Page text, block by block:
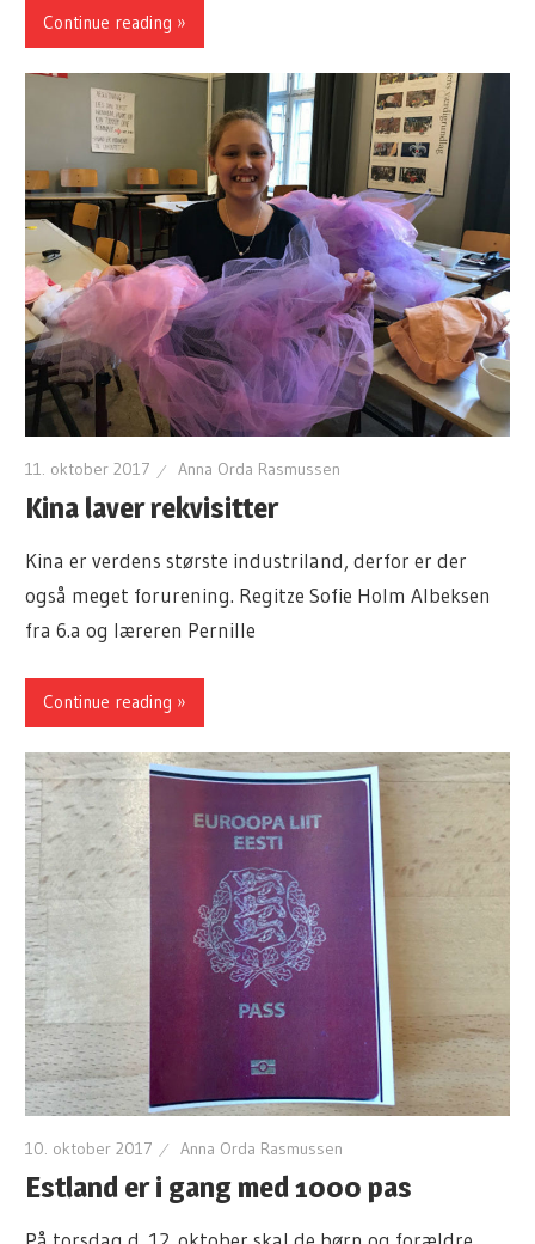
Continue reading »
11. oktober 2017 Anna Orda Rasmussen
Kina laver rekvisitter
Kina er verdens største industriland, derfor er der
også meget forurening. Regitze Sofie Holm Albeksen
fra 6.a og læreren Pernille
Continue reading »
10. oktober 2017 Anna Orda Rasmussen
Estland er i gang med 1000 pas